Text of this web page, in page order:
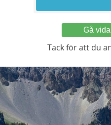
Gå
Tack för att du